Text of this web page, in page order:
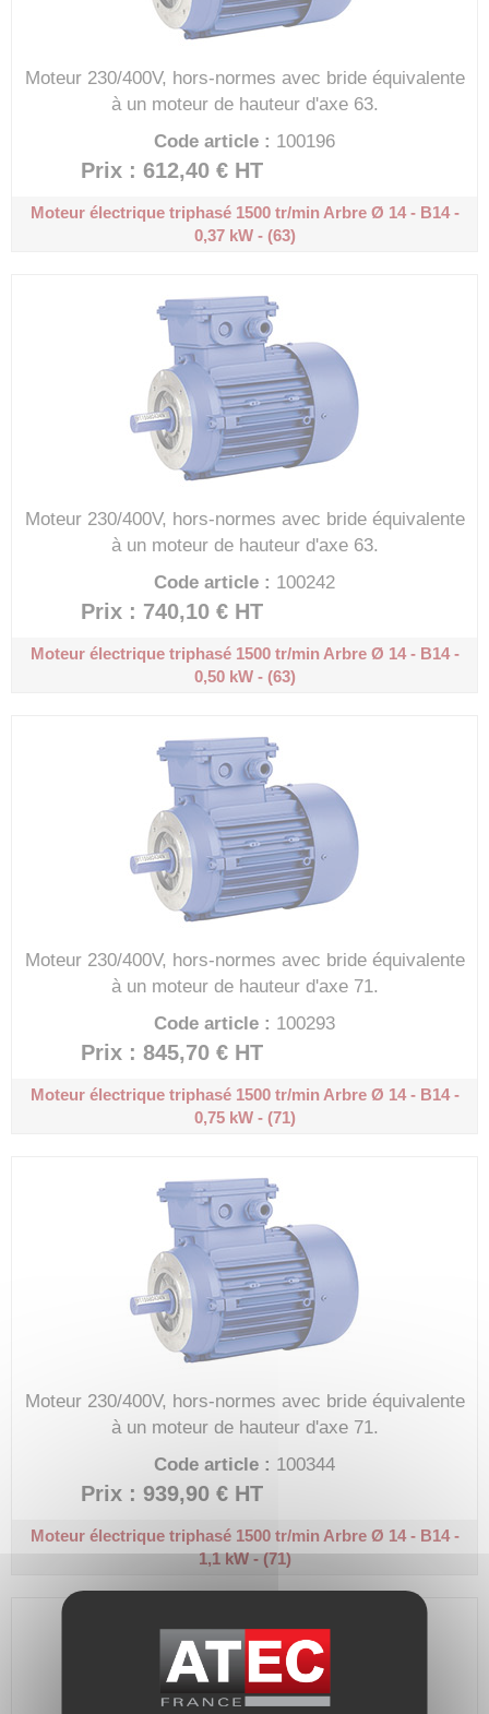
Moteur 230/400V, hors-normes avec bride équivalente
à un moteur de hauteur d'axe 63.
Code article : 100196
Prix : 612,40 € HT
Moteur électrique triphasé 1500 tr/minArbre Ø 14 - B14 -
0,37 kW - (63)
Moteur 230/400V, hors-normes avec bride équivalente
à un moteur de hauteur d'axe 63.
Code article : 100242
Prix : 740,10 € HT
Moteur électrique triphasé 1500 tr/minArbre Ø 14 - B14 -
0,50 kW - (63)
Moteur 230/400V, hors-normes avec bride équivalente
à un moteur de hauteur d'axe 71.
Code article : 100293
Prix : 845,70 € HT
Moteur électrique triphasé 1500 tr/minArbre Ø 14 - B14 -
0,75 kW - (71)
Moteur 230/400V, hors-normes avec bride équivalente
à un moteur de hauteur d'axe 71.
Code article : 100344
Prix : 939,90 € HT
Moteur électrique triphasé 1500 tr/minArbre Ø 14 - B14 -
1,1 kW - (71)